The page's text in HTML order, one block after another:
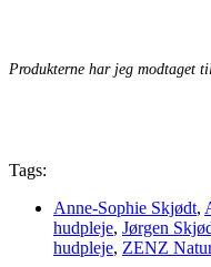
Produkterne har jeg modtaget til
Tags:
Anne-Sophie Skjødt,
hudpleje, Jørgen
hudpleje, ZENZ